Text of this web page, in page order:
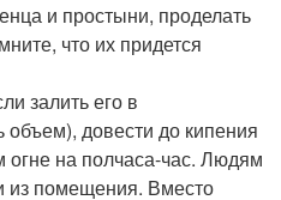
и простыни, проделать
что их придется
залить его в
довести до кипения
огне на полчаса-час. Людям
из помещения. Вместо